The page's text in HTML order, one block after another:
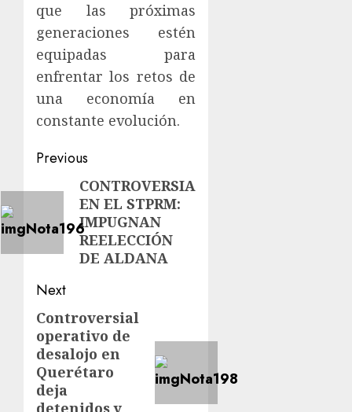
que las próximas
generaciones estén
equipadas para
enfrentar los retos de
una economía en
constante evolución.
Previous
CONTROVERSIA
EN EL STPRM:
IMPUGNAN
REELECCIÓN
DE ALDANA
Next
Controversial
operativo de
desalojo en
Querétaro
deja
detenidos y